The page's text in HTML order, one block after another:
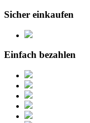
Sicher einkaufen
Einfach bezahlen